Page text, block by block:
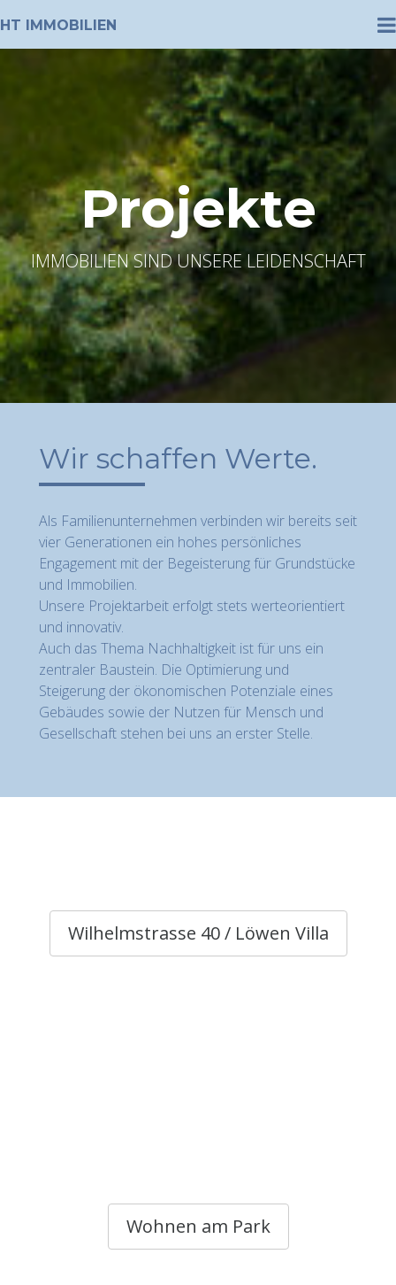
HT IMMOBILIEN
Projekte
IMMOBILIEN SIND UNSERE LEIDENSCHAFT
Wir schaffen Werte.
Als Familienunternehmen verbinden wir bereits seit
vier Generationen ein hohes persönliches
Engagement mit der Begeisterung für Grundstücke
und Immobilien.
Unsere Projektarbeit erfolgt stets werteorientiert
und innovativ.
Auch das Thema Nachhaltigkeit ist für uns ein
zentraler Baustein. Die Optimierung und
Steigerung der ökonomischen Potenziale eines
Gebäudes sowie der Nutzen für Mensch und
Gesellschaft stehen bei uns an erster Stelle.
Wilhelmstrasse 40 / Löwen Villa
Wohnen am Park